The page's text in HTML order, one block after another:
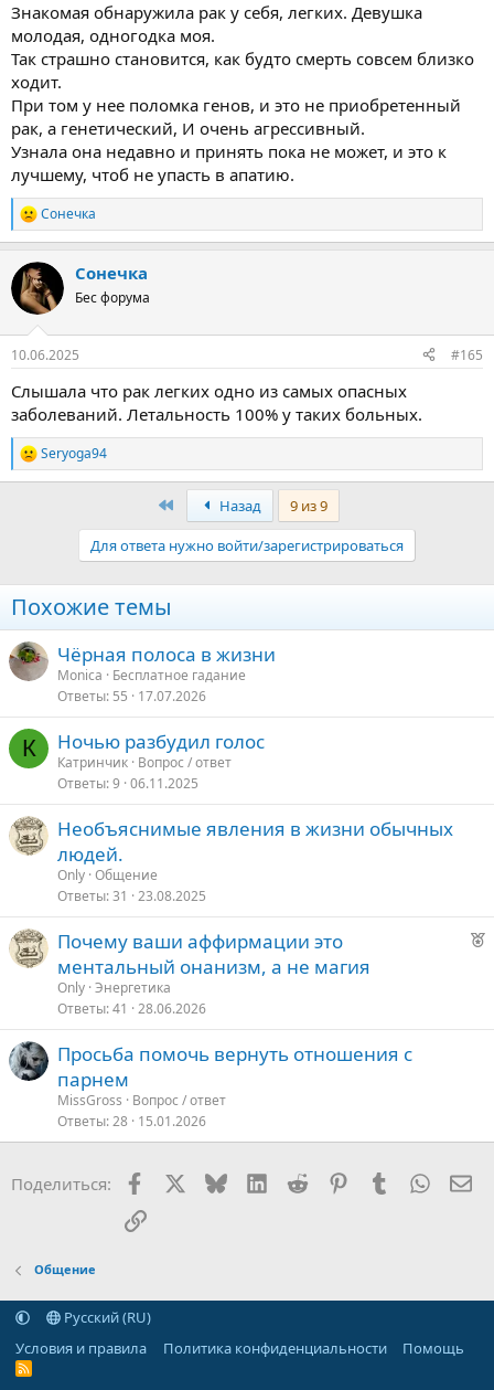
Знакомая обнаружила рак у себя, легких. Девушка
молодая, одногодка моя.
Так страшно становится, как будто смерть совсем близко
ходит.
При том у нее поломка генов, и это не приобретенный
рак, а генетический, И очень агрессивный.
Узнала она недавно и принять пока не может, и это к
лучшему, чтоб не упасть в апатию.
Р
е
к
ц
и
Сонечка
Сонечка
Бес форума
10.06.2025 #165
Слышала что рак легких одно из самых опасных
заболеваний. Летальность 100% у таких больных.
Р
е
:
Seryoga94
ПервыйНазад
9 из 9
Для ответа нужно войти/зарегистрироваться
Похожие темы
Чёрная полоса в жизни
Monica
Бесплатное гадание
Ответы 55 17.07.2026
К Ночью разбудил голос
Катринчик Вопрос / ответ
Ответы 9 06.11.2025
Необъяснимые явления в жизни обычных
людей.
Only Общение
Ответы 31 23.08.2025
Р
в
Почему ваши аффирмации это
ментальный онанизм, а не магия
Only Энергетика
Ответы 41 28.06.2026
Просьба помочь вернуть отношения с
парнем
MissGross
Вопрос / ответ
Ответы 28 15.01.2026
Поделиться: Facebook BlueskyLinkedIn
Reddit PinterestTumblr
Ссылка
Общение
Русский (RU)
Условия и правила
Политика конфиденциальности Помощь
R